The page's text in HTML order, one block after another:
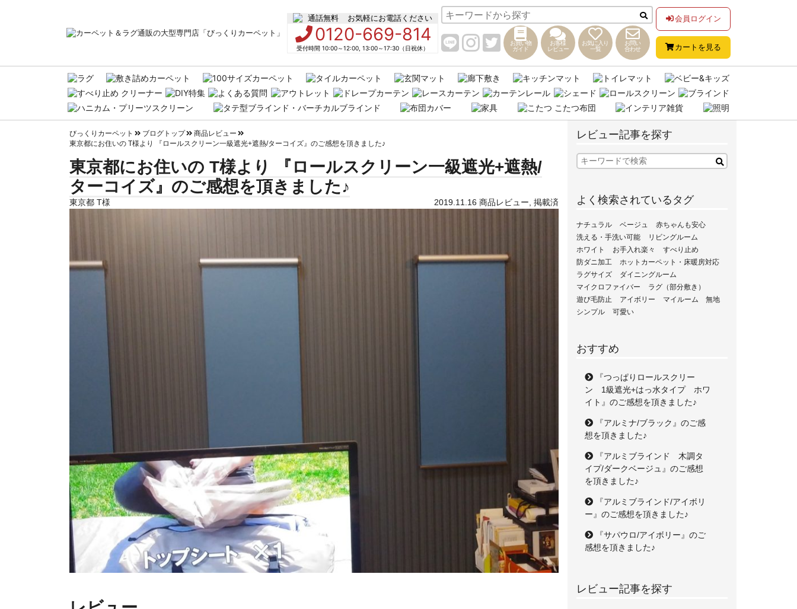
お気軽にお電話ください
0120-669-814
受付時間 10:00～12:00, 13:00～17:30（日祝休）
お買い物
ガイド
お客様
レビュー
お気に入り
一覧
お問い
合わせ
会員ログイン
カートを見る
びっくりカーペット ブログトップ
商品レビュー
東京都にお住いの T様より 『ロールスクリーン一級遮光+遮熱/ターコイズ』のご感想を頂きました♪
東京都にお住いの T様より 『ロールスクリーン一級遮光+遮熱/
ターコイズ』のご感想を頂きました♪
東京都 T様 2019.11.16 商品レビュー 掲載済
レビュー記事を探す
よく検索されているタグ
ナチュラル ベージュ
赤ちゃんも安心
洗える・手洗い可能
リビングルーム
ホワイト
お手入れ楽々
すべり止め
防ダニ加工
ホットカーペット・床暖房対応
ラグサイズ
ダイニングルーム
マイクロファイバー
ラグ（部分敷き）
遊び毛防止
アイボリー マイルーム
無地
シンプル
可愛い
おすすめ
『つっぱりロールスクリー
ン 1級遮光+はっ水タイプ ホワ
イト』のご感想を頂きました♪
『アルミナ/ブラック』のご感
想を頂きました♪
『アルミブラインド 木調タ
イプ/ダークベージュ』のご感想
を頂きました♪
『アルミブラインド/アイボリ
ー』のご感想を頂きました♪
『サパウロ/アイボリー』のご
感想を頂きました♪
レビュー記事を探す